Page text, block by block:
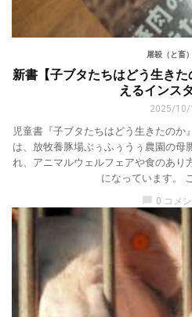
屠殺（と畜）
新書【子ブタたちはどう生き
えるインス
2025/10/
児童書『子ブタたちはどう生きたのか
は、放牧養豚場ぶぅふぅうぅ農園の母
れ、アニマルウェルフェアや食のあり
になっています。
chat_bubble 0 コメン